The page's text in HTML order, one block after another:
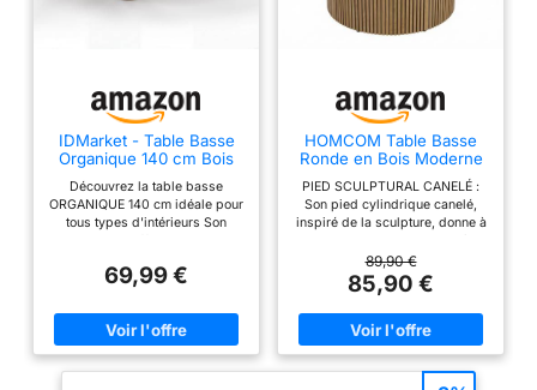
IDMarket - Table Basse
Organique 140 cm Bois
Découvrez la table basse
ORGANIQUE 140 cm idéale pour
tous types d'intérieurs Son
la décoration de votre pièce !
pieds ronds très modernes
confèrent à la table un aspect
design Grâce à ses tons
69,99 €
HOMCOM Table Basse
Ronde en Bois Moderne
80 x 80 x 45 cm Effet
Bois Naturel
PIED SCULPTURAL CANELÉ :
Son pied cylindrique canelé,
inspiré de la sculpture, donne à
iconique. Elle s'impose
naturellement comme pièce
maîtresse dans une décoration
moderne ou minimaliste,
reflétant votre goût sophistiqué
et sublimant l'ambiance de
SOLIDE ET STABLE : Sa
89,90 €
85,90 €